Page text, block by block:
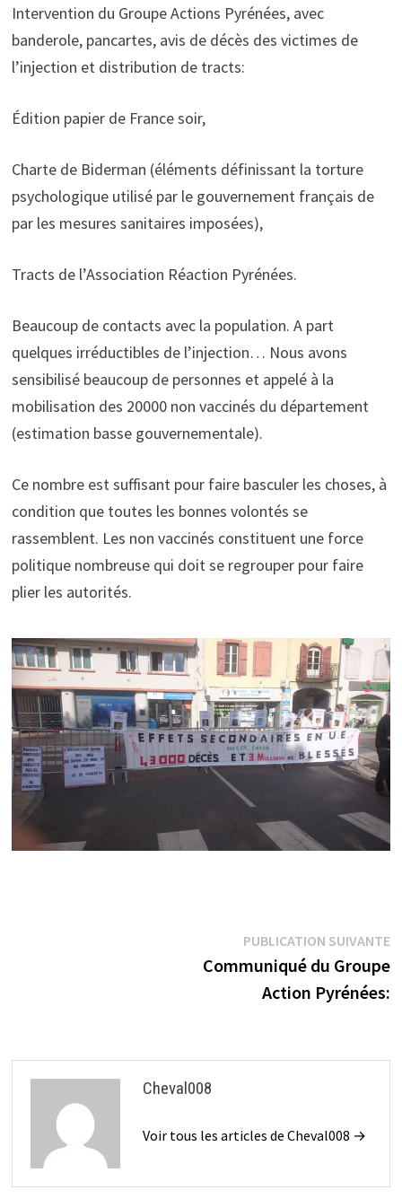
Intervention du Groupe Actions Pyrénées, avec
banderole, pancartes, avis de décès des victimes de
l’injection et distribution de tracts:
Édition papier de France soir,
Charte de Biderman (éléments définissant la torture
psychologique utilisé par le gouvernement français de
par les mesures sanitaires imposées),
Tracts de l’Association Réaction Pyrénées.
Beaucoup de contacts avec la population. A part
quelques irréductibles de l’injection… Nous avons
sensibilisé beaucoup de personnes et appelé à la
mobilisation des 20000 non vaccinés du département
(estimation basse gouvernementale).
Ce nombre est suffisant pour faire basculer les choses, à
condition que toutes les bonnes volontés se
rassemblent. Les non vaccinés constituent une force
politique nombreuse qui doit se regrouper pour faire
plier les autorités.
PUBLICATION SUIVANTE
Communiqué du Groupe
Action Pyrénées:
Cheval008
Voir tous les articles de Cheval008 →